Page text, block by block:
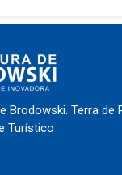
Brodowski. Terra de
Turístico